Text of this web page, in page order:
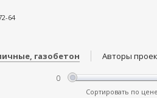
64
газобетон Авторы
Сортировать по